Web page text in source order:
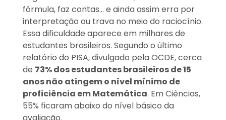
Sugestões personalizadas
fórmula, faz contas… e ainda assim erra por
interpretação ou trava no meio do raciocínio.
Essa dificuldade aparece em milhares de
estudantes brasileiros. Segundo o último
relatório do PISA, divulgado pela OCDE, cerca
de 73% dos estudantes brasileiros de 15
anos não atingem o nível mínimo de
proficiência em Matemática. Em Ciências,
55% ficaram abaixo do nível básico da